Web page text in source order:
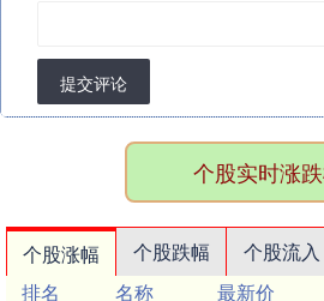
提交评论
个股实时涨
个股涨幅 个股跌幅 个股流入
排名
名称 最新价